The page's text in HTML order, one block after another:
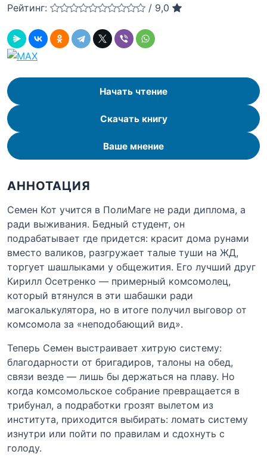
Рейтинг:
/ 9,0
Начать чтение
Скачать книгу
Ваше мнение
АННОТАЦИЯ
Семен Кот учится в ПолиМаге не ради диплома, а
ради выживания. Бедный студент, он
подрабатывает где придется: красит дома рунами
вместо валиков, разгружает талые туши на ЖД,
торгует шашлыками у общежития. Его лучший друг
Кирилл Осетренко — примерный комсомолец,
который втянулся в эти шабашки ради
магокалькулятора, но в итоге получил выговор от
комсомола за «неподобающий вид».
Теперь Семен выстраивает хитрую систему:
благодарности от бригадиров, талоны на обед,
связи везде — лишь бы держаться на плаву. Но
когда комсомольское собрание превращается в
трибунал, а подработки грозят вылетом из
института, приходится выбирать: ломать систему
изнутри или пойти по правилам и сдохнуть с
голоду.